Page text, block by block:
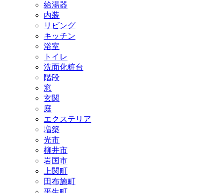
給湯器
内装
リビング
キッチン
浴室
トイレ
洗面化粧台
階段
窓
玄関
庭
エクステリア
増築
光市
柳井市
岩国市
上関町
田布施町